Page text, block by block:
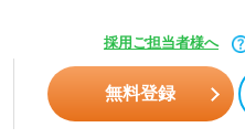
採用ご担当者様へ
無料登録